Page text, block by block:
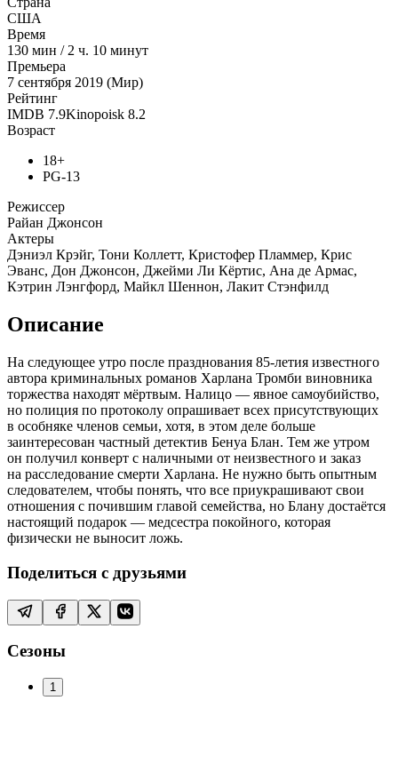
США
Время
130 мин /2 ч. 10 минут
Премьера
7 сентября 2019 (Мир)
Рейтинг
IMDB 7.9Kinopoisk 8.2
Возраст
18+
PG-13
Режиссер
Райан Джонсон
Актеры
Дэниэл Крэйг, Тони Коллетт, Кристофер Пламмер, Крис
Эванс, Дон Джонсон, Джейми Ли Кёртис, Ана де Армас,
Кэтрин Лэнгфорд, Майкл Шеннон, Лакит Стэнфилд
Описание
На следующее утро после празднования 85-летия известного
автора криминальных романов Харлана Тромби виновника
торжества находят мёртвым. Налицо — явное самоубийство,
но полиция по протоколу опрашивает всех присутствующих
в особняке членов семьи, хотя, в этом деле больше
заинтересован частный детектив Бенуа Блан. Тем же утром
он получил конверт с наличными от неизвестного и заказ
на расследование смерти Харлана. Не нужно быть опытным
следователем, чтобы понять, что все приукрашивают свои
отношения с почившим главой семейства, но Блану достаётся
настоящий подарок — медсестра покойного, которая
физически не выносит ложь.
Поделиться с друзьями
Сезоны
1